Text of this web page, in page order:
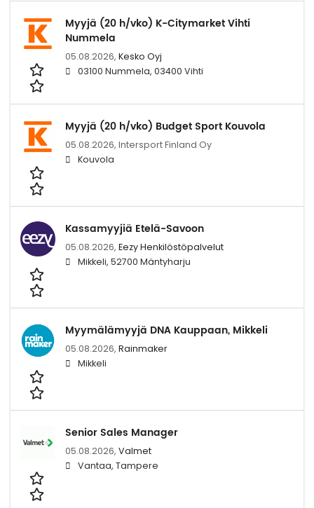
Myyjä (20 h/vko) K-Citymarket Vihti
Nummela
05.08.2026, Kesko Oyj
03100 Nummela, 03400 Vihti
Myyjä (20 h/vko) Budget Sport Kouvola
05.08.2026, Intersport Finland Oy
Kouvola
Kassamyyjiä Etelä-Savoon
05.08.2026, Eezy Henkilöstöpalvelut
Mikkeli, 52700 Mäntyharju
Myymälämyyjä DNA Kauppaan, Mikkeli
05.08.2026, Rainmaker
Mikkeli
Senior Sales Manager
05.08.2026, Valmet
Vantaa, Tampere